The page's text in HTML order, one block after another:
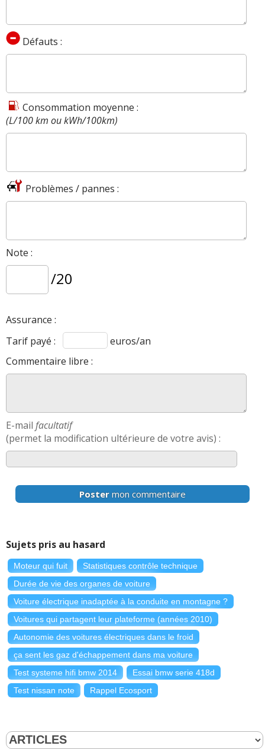
Défauts :
Consommation moyenne :
(L/100 km ou kWh/100km)
Problèmes / pannes :
Note :
/20
Assurance :
Tarif payé :
euros/an
Commentaire libre :
E-mail facultatif
(permet la modification ultérieure de votre avis) :
Poster mon commentaire
Sujets pris au hasard
Moteur qui fuit
Statistiques contrôle technique
Durée de vie des organes de voiture
Voiture électrique inadaptée à la conduite en montagne ?
Voitures qui partagent leur plateforme (années 2010)
Autonomie des voitures électriques dans le froid
ça sent les gaz d'échappement dans ma voiture
Test systeme hifi bmw 2014
Essai bmw serie 418d
Test nissan note
Rappel Ecosport